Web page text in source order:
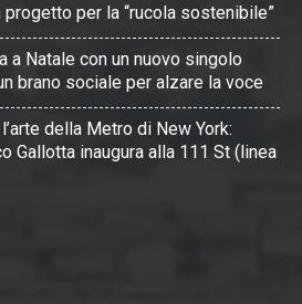
progetto per la “rucola sostenibile”
a Natale con un nuovo singolo
brano sociale per alzare la voce
della Metro di New York:
Gallotta inaugura alla 111 St (linea